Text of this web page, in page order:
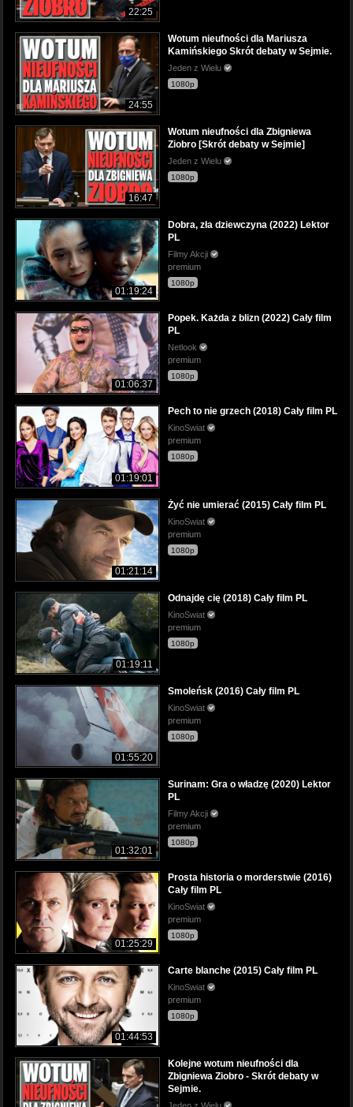
22:25
24:55
Wotum nieufności dla Mariusza
Kamińskiego Skrót debaty w Sejmie.
Jeden z Wielu
1080p
16:47
Wotum nieufności dla Zbigniewa
Ziobro [Skrót debaty w Sejmie]
Jeden z Wielu
1080p
01:19:24
Dobra, zła dziewczyna (2022) Lektor
PL
Filmy Akcji
premium
1080p
01:06:37
Popek. Każda z blizn (2022) Cały film
PL
Netlook
premium
1080p
01:19:01
Pech to nie grzech (2018) Cały film PL
KinoSwiat
premium
1080p
01:21:14
Żyć nie umierać (2015) Cały film PL
KinoSwiat
premium
1080p
01:19:11
Odnajdę cię (2018) Cały film PL
KinoSwiat
premium
1080p
01:55:20
Smoleńsk (2016) Cały film PL
KinoSwiat
premium
1080p
01:32:01
Surinam: Gra o władzę (2020) Lektor
PL
Filmy Akcji
premium
1080p
01:25:29
Prosta historia o morderstwie (2016)
Cały film PL
KinoSwiat
premium
1080p
01:44:53
Carte blanche (2015) Cały film PL
KinoSwiat
premium
1080p
Kolejne wotum nieufności dla
Zbigniewa Ziobro - Skrót debaty w
Sejmie.